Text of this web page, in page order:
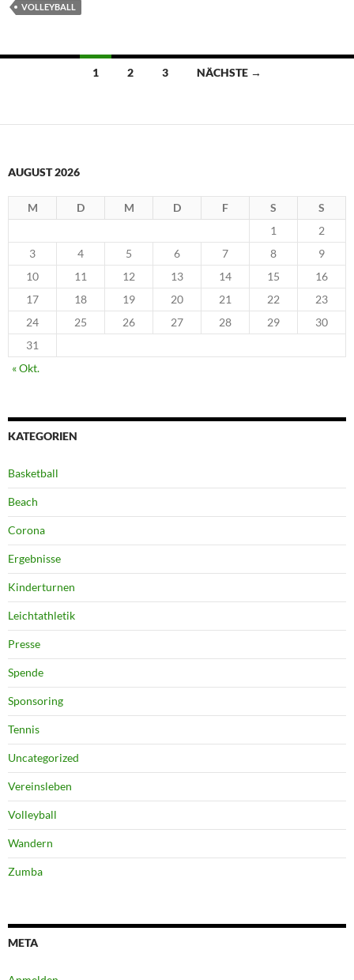
VOLLEYBALL
Beitragsnavigation
1 2 3 NÄCHSTE →
AUGUST 2026
M D M D F S
S
1
2
3
4 5 6 7 8
9
10
11 12 13 14 15
16
17
18 19 20 21 22
23
24
25 26 27 28 29
30
31
« Okt.
KATEGORIEN
Basketball
Beach
Corona
Ergebnisse
Kinderturnen
Leichtathletik
Presse
Spende
Sponsoring
Tennis
Uncategorized
Vereinsleben
Volleyball
Wandern
Zumba
META